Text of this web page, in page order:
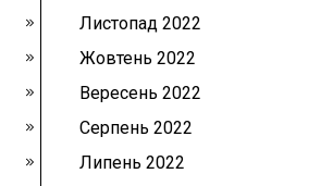
Листопад 2022
Жовтень 2022
Вересень 2022
Серпень 2022
Липень 2022